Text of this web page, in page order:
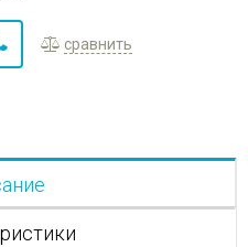
сравнить